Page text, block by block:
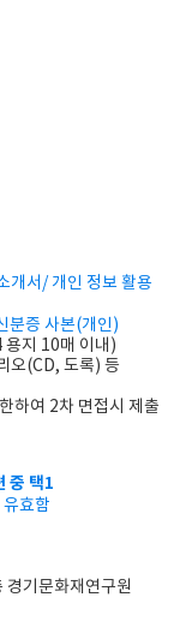
개서/ 개인 정보 활용
분증 사본(개인)
용지 10매 이내)
오(CD, 도록) 등
하여 2차 면접시 제출
중 택1
효함
기문화재연구원